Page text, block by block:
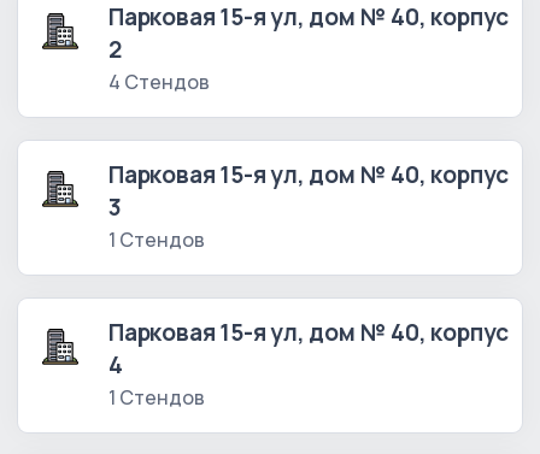
Парковая 15-я ул, дом № 40, корпус
2
4 Стендов
Парковая 15-я ул, дом № 40, корпус
3
1 Стендов
Парковая 15-я ул, дом № 40, корпус
4
1 Стендов